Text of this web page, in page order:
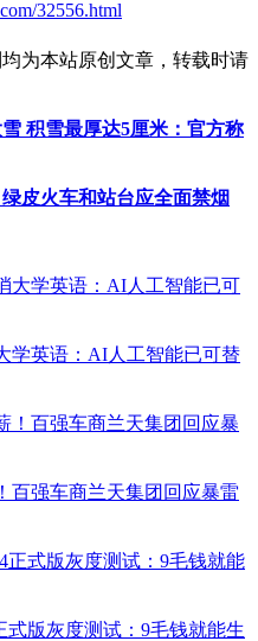
32556.html
为本站原创文章，转载时请
积雪最厚达5厘米：官方称
皮火车和站台应全面禁烟
学英语：AI人工智能已可替
百强车商兰天集团回应暴雷
式版灰度测试：9毛钱就能生